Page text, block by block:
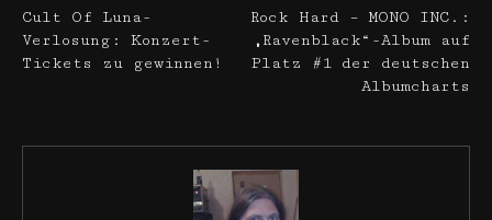
Cult Of Luna-
Verlosung: Konzert-
Tickets zu gewinnen!
Rock Hard – MONO INC.:
„Ravenblack“-Album auf
Platz #1 der deutschen
Albumcharts